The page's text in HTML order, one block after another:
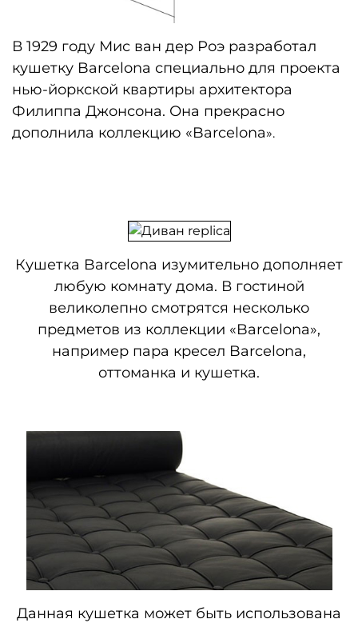
В 1929 году Мис ван дер Роэ разработал
кушетку Barcelona специально для проекта
нью-йоркской квартиры архитектора
Филиппа Джонсона. Она прекрасно
дополнила коллекцию «Barcelona».
Кушетка Barcelona изумительно дополняет
любую комнату дома. В гостиной
великолепно смотрятся несколько
предметов из коллекции «Barcelona»,
например пара кресел Barcelona,
оттоманка и кушетка.
Данная кушетка может быть использована